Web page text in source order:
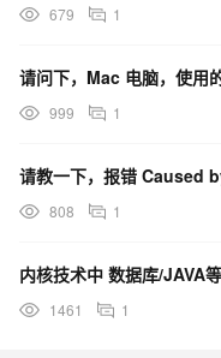
#  relative to the
#  NOT relative to
文件结构如下：
WEB-INF
--Error.vm
--components
679 1
999 1
请教一下，报错
808 1
1461 1